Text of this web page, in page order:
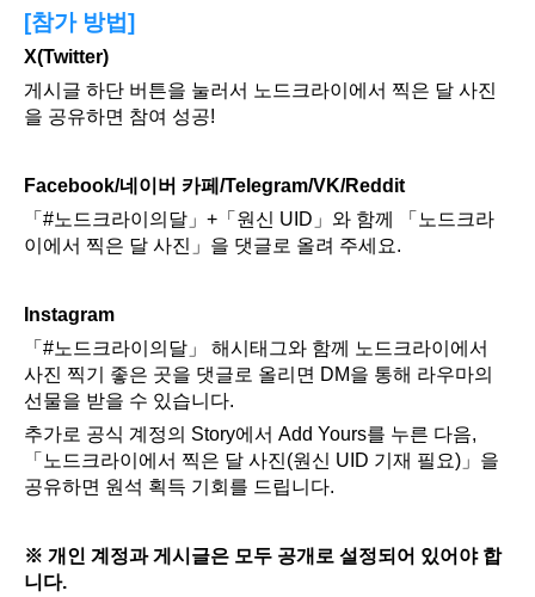
[참가 방법]
X(Twitter)
게시글 하단 버튼을 눌러서 노드크라이에서 찍은 달 사진
을 공유하면 참여 성공!
Facebook/네이버 카페/Telegram/VK/Reddit
「#노드크라이의달」+「원신 UID」와 함께 「노드크라
이에서 찍은 달 사진」을 댓글로 올려 주세요.
Instagram
「#노드크라이의달」 해시태그와 함께 노드크라이에서
사진 찍기 좋은 곳을 댓글로 올리면 DM을 통해 라우마의
선물을 받을 수 있습니다.
추가로 공식 계정의 Story에서 Add Yours를 누른 다음,
「노드크라이에서 찍은 달 사진(원신 UID 기재 필요)」을
공유하면 원석 획득 기회를 드립니다.
※ 개인 계정과 게시글은 모두 공개로 설정되어 있어야 합
니다.